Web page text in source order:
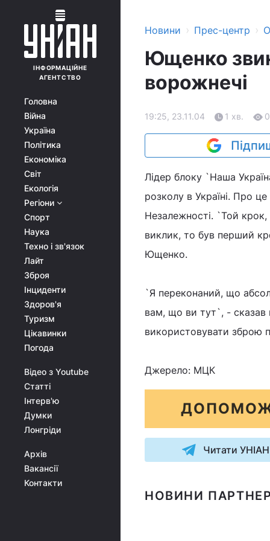
ІНФОРМАЦІЙНЕ
АГЕНТСТВО
Головна
Війна
Україна
Політика
Економіка
Світ
Екологія
Регіони
Спорт
Наука
Техно і зв'язок
Лайт
Зброя
Інциденти
Здоров'я
Туризм
Цікавинки
Погода
Відео з Youtube
Статті
Інтерв'ю
Думки
Лонгріди
Архів
Вакансії
Контакти
Новини › Прес-центр ›
Ющенко
ворожнечі
19:25, 23.11.04 1 хв. 0
Лідер блоку `Наша
розколу в Україні. Про
Незалежності. `Той крок,
виклик, то був перший
Ющенко.
`Я переконаний, що
вам, що ви тут`, - сказав
використовувати зброю
Джерело: МЦК
Читати
НОВИНИ